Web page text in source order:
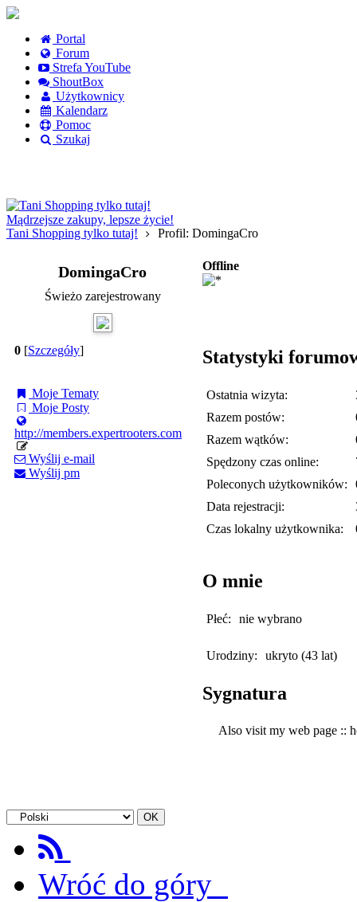
Portal
Forum
Strefa YouTube
ShoutBox
Użytkownicy
Kalendarz
Pomoc
Szukaj
Mądrzejsze zakupy, lepsze życie!
Tani Shopping tylko tutaj!
Profil: DomingaCro
DomingaCro
Świeżo zarejestrowany
0 [Szczegóły]
Moje Tematy
Moje Posty
http://members.expertrooters.com
Wyślij e-mail
Wyślij pm
Offline
Statystyki
Ostatnia wizyta:
Razem postów:
Razem wątków:
Spędzony czas online:
Poleconych użytkowników:
Data rejestracji:
Czas lokalny użytkownika:
O mnie
Płeć: nie wybrano
Urodziny: ukryto (43 lat)
Sygnatura
Also visit my web page ::
Wróć do góry